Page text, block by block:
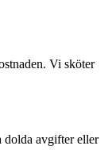
Vi sköter
dolda avgifter eller